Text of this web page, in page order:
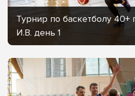
Турнир по баскетболу 40+
И.В. день 1